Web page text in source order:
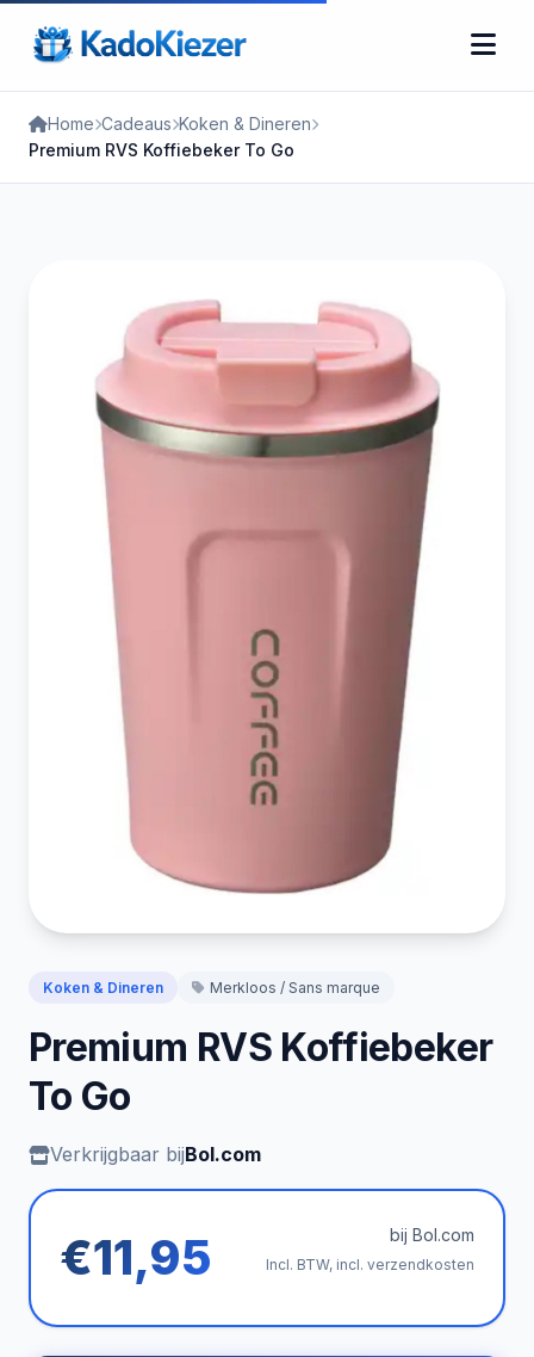
Home Cadeaus Koken & Dineren
Premium RVS Koffiebeker To Go
Koken & Dineren Merkloos / Sans marque
Premium RVS Koffiebeker
To Go
Verkrijgbaar bijBol.com
€11,95 bij Bol.com
Incl. BTW, incl. verzendkosten